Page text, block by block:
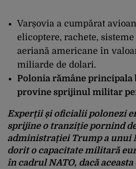
Varșovia a cumpărat
elicoptere, rachete, sisteme
aeriană americane în
miliarde de dolari.
Polonia rămâne principala
provine sprijinul militar
Experții și oficialii polonezi
sprijine o tranziție pornind
administrației Trump a unui
dorit o capacitate militară
în cadrul NATO, dacă